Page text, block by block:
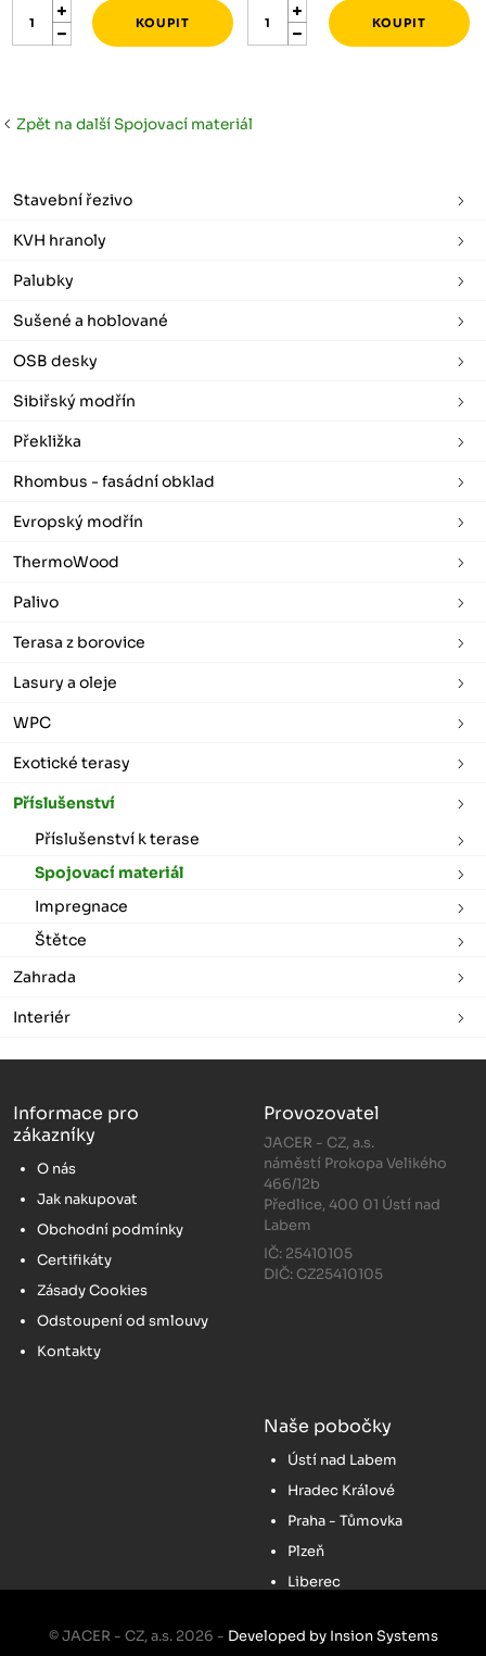
Zpět na další Spojovací materiál
Stavební řezivo
KVH hranoly
Palubky
Sušené a hoblované
OSB desky
Sibiřský modřín
Překližka
Rhombus - fasádní obklad
Evropský modřín
ThermoWood
Palivo
Terasa z borovice
Lasury a oleje
WPC
Exotické terasy
Příslušenství
Příslušenství k terase
Spojovací materiál
Impregnace
Štětce
Zahrada
Interiér
Informace pro
zákazníky
O nás
Jak nakupovat
Obchodní podmínky
Certifikáty
Zásady Cookies
Odstoupení od smlouvy
Kontakty
Provozovatel
JACER - CZ, a.s.
náměstí Prokopa Velikého
466/12b
Předlice, 400 01 Ústí nad
Labem
IČ: 25410105
DIČ: CZ25410105
Naše pobočky
Ústí nad Labem
Hradec Králové
Praha - Tůmovka
Plzeň
Liberec
© JACER - CZ, a.s. 2026 - Developed by Insion Systems